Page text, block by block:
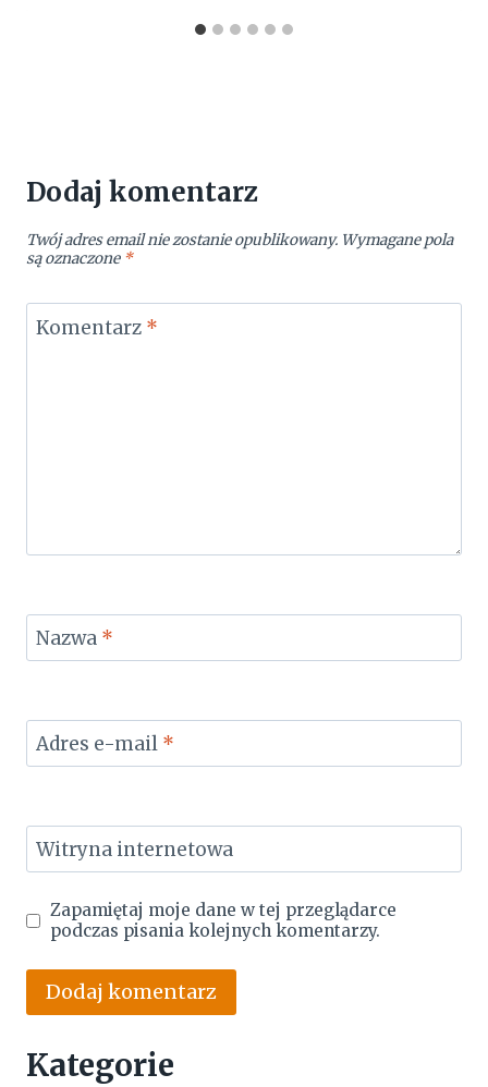
Dodaj komentarz
Twój adres email nie zostanie opublikowany. Wymagane pola
są oznaczone *
Komentarz *
Nazwa *
Adres e-mail *
Witryna internetowa
Zapamiętaj moje dane w tej przeglądarce
podczas pisania kolejnych komentarzy.
Kategorie